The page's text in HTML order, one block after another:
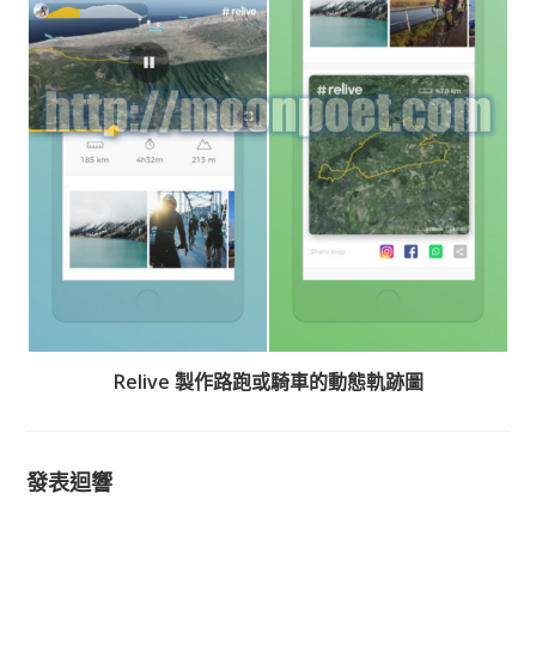
Relive 製作路跑或騎車的動態軌跡圖
發表迴響